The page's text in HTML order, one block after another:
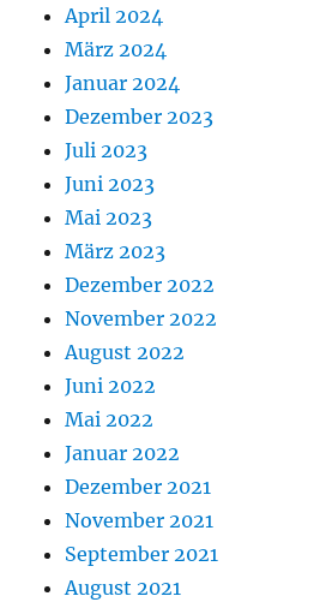
April 2024
März 2024
Januar 2024
Dezember 2023
Juli 2023
Juni 2023
Mai 2023
März 2023
Dezember 2022
November 2022
August 2022
Juni 2022
Mai 2022
Januar 2022
Dezember 2021
November 2021
September 2021
August 2021